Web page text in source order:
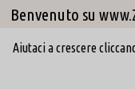
Benvenuto su
Aiutaci a crescere